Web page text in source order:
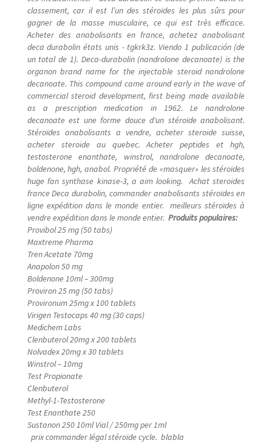
classement, car il est l’un des stéroïdes les plus sûrs pour
gagner de la masse musculaire, ce qui est très efficace.
Acheter des anabolisants en france, achetez anabolisant
deca durabolin états unis - tgkrk3z. Viendo 1 publicación (de
un total de 1). Deca-durabolin (nandrolone decanoate) is the
organon brand name for the injectable steroid nandrolone
decanoate. This compound came around early in the wave of
commercial steroid development, first being made available
as a prescription medication in 1962. Le nandrolone
decanoate est une forme douce d'un stéroïde anabolisant.
Stéroïdes anabolisants a vendre, acheter steroide suisse,
acheter steroide au quebec. Acheter peptides et hgh,
testosterone enanthate, winstrol, nandrolone decanoate,
boldenone, hgh, anabol. Propriété de «masquer» les stéroïdes
huge fan synthase kinase-3, a aim looking. Achat steroides
france Deca durabolin, commander anabolisants stéroïdes en
ligne expédition dans le monde entier. meilleurs stéroïdes à
vendre expédition dans le monde entier. Produits populaires:
Provibol 25 mg (50 tabs)
Maxtreme Pharma
Tren Acetate 70mg
Anapolon 50 mg
Boldenone 10ml – 300mg
Proviron 25 mg (50 tabs)
Provironum 25mg x 100 tablets
Virigen Testocaps 40 mg (30 caps)
Medichem Labs
Clenbuterol 20mg x 200 tablets
Nolvadex 20mg x 30 tablets
Winstrol – 10mg
Test Propionate
Clenbuterol
Methyl-1-Testosterone
Test Enanthate 250
Sustanon 250 10ml Vial / 250mg per 1ml
prix commander légal stéroïde cycle. blabla